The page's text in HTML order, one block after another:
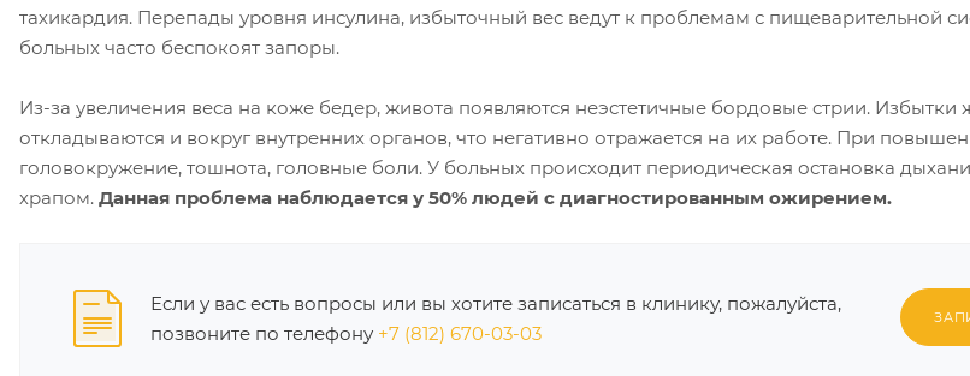
тахикардия. Перепады уровня инсулина, избыточный вес ведут к проблемам с пищеварительной
больных часто беспокоят запоры.
Из-за увеличения веса на коже бедер, живота появляются неэстетичные бордовые стрии. Избытки
откладываются и вокруг внутренних органов, что негативно отражается на их работе. При
головокружение, тошнота, головные боли. У больных происходит периодическая остановка
храпом. Данная проблема наблюдается у 50% людей с диагностированным ожирением.
Если у вас есть вопросы или вы хотите записаться в клинику, пожалуйста,
позвоните по телефону +7 (812) 670-03-03